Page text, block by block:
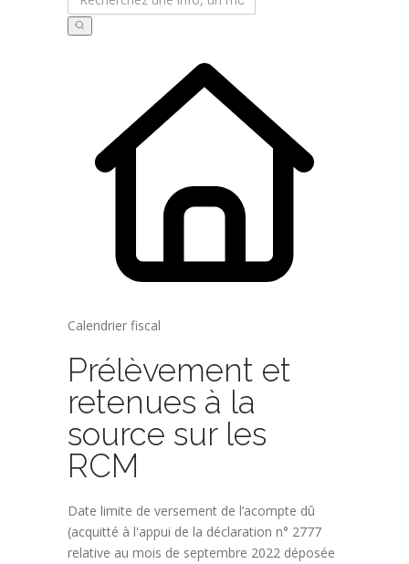
Calendrier fiscal
Prélèvement et
retenues à la
source sur les
RCM
Date limite de versement de l’acompte dû
(acquitté à l'appui de la déclaration n° 2777
relative au mois de septembre 2022 déposée